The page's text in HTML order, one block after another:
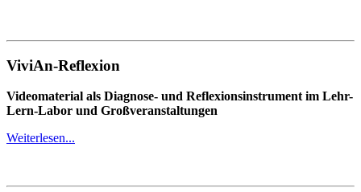
ViviAn-Reflexion
Videomaterial als Diagnose- und Reflexionsinstrument im Lehr-
Lern-Labor und Großveranstaltungen
Weiterlesen...